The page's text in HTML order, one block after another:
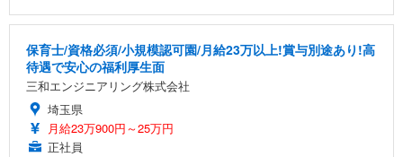
保育士/資格必須/小規模認可園/月給23万以上!賞与別途あり!高
待遇で安心の福利厚生面
三和エンジニアリング株式会社
埼玉県
月給23万900円～25万円
正社員